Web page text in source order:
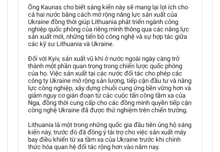
Ông Kaunas cho biết sáng kiến này sẽ mang lại lợi ích cho
cả hai nước bằng cách mở rộng năng lực sản xuất của
Ukraine đồng thời giúp Lithuania phát triển ngành công
nghiệp quốc phòng của riêng mình thông qua các năng lực
sản xuất mới, những tiến bộ công nghệ và sự hợp tác giữa
các kỹ sư Lithuania và Ukraine.
Đối với Kyiv, sản xuất vũ khí ở nước ngoài ngày càng trở
thành một phần quan trọng trong chiến lược quốc phòng
của họ. Việc sản xuất tại các nước đối tác cho phép các
công ty Ukraine mở rộng sản lượng, tiếp cận đầu tư và năng
lực công nghiệp, xây dựng chuỗi cung ứng bền vững hơn và
giảm nguy cơ gián đoạn từ các cuộc tấn công tầm xa của
Nga, đồng thời cung cấp cho các đồng minh quyền tiếp cận
công nghệ Ukraine đã được thử nghiệm trên chiến trường.
Lithuania là một trong những quốc gia đầu tiên ủng hộ sáng
kiến này, trước đó đã đồng ý tài trợ cho việc sản xuất máy
bay điều khiển từ xa tầm xa của Ukraine trước khi chính
thức hóa quan hệ đối tác rộng hơn vào năm nay.